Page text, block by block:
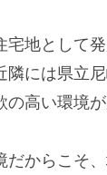
地として
隣には県立
の高い環境
だからこそ